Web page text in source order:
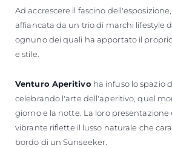
Ad accrescere il fascino
affiancata da un trio di marchi lifestyle
ognuno dei quali ha apportato il
e stile.
Venturo Aperitivo ha infuso lo spazio
celebrando l'arte dell'aperitivo, quel
giorno e la notte. La loro presentazione
vibrante riflette il lusso naturale che
bordo di un Sunseeker.